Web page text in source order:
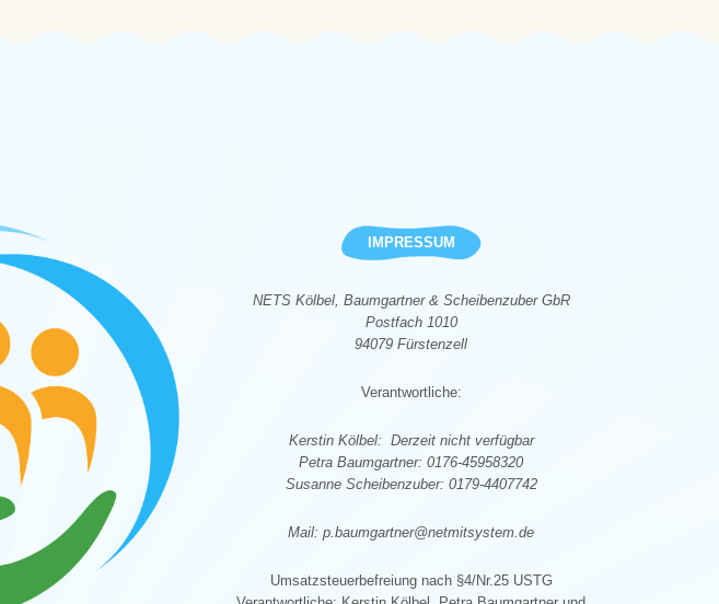
IMPRESSUM
NETS Kölbel, Baumgartner & Scheibenzuber GbR
Postfach 1010
94079 Fürstenzell
Verantwortliche:
Kerstin Kölbel: Derzeit nicht verfügbar
Petra Baumgartner: 0176-45958320
Susanne Scheibenzuber: 0179-4407742
Mail: p.baumgartner@netmitsystem.de
Umsatzsteuerbefreiung nach §4/Nr.25 USTG